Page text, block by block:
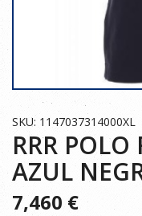
SKU: 1147037314000XL
RRR
AZUL
7,460 €